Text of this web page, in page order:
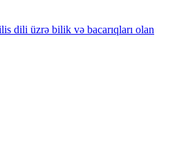
dili üzrə bilik və bacarıqları olan